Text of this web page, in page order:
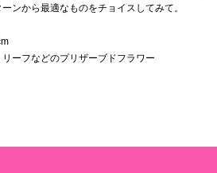
ンから最適なものをチョイスしてみて。
14cm
ーフなどのプリザーブドフラワー